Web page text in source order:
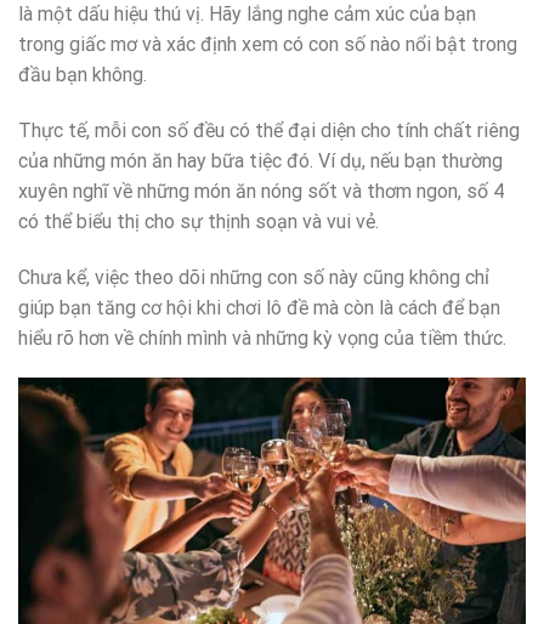
là một dấu hiệu thú vị. Hãy lắng nghe cảm xúc của bạn
trong giấc mơ và xác định xem có con số nào nổi bật trong
đầu bạn không.
Thực tế, mỗi con số đều có thể đại diện cho tính chất riêng
của những món ăn hay bữa tiệc đó. Ví dụ, nếu bạn thường
xuyên nghĩ về những món ăn nóng sốt và thơm ngon, số 4
có thể biểu thị cho sự thịnh soạn và vui vẻ.
Chưa kể, việc theo dõi những con số này cũng không chỉ
giúp bạn tăng cơ hội khi chơi lô đề mà còn là cách để bạn
hiểu rõ hơn về chính mình và những kỳ vọng của tiềm thức.